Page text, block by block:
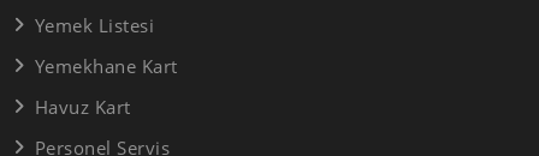
Yemek Listesi
Yemekhane Kart
Havuz Kart
Personel Servis